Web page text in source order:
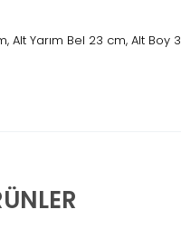
Yarım Bel 23 cm, Alt Boy